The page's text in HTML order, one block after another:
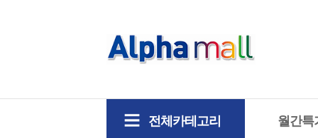
전체카테고리 월간특